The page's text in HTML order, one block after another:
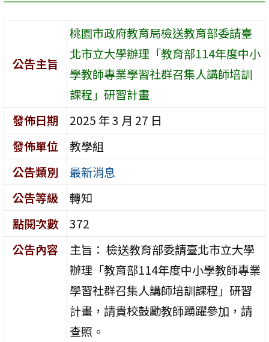
公告主旨
桃園市政府教育局檢送教育部委請臺
北市立大學辦理「教育部114年度中小
學教師專業學習社群召集人講師培訓
課程」研習計畫
發佈日期
2025 年 3 月 27 日
發佈單位
教學組
公告類別
最新消息
公告等級
轉知
點閱次數
372
公告內容
主旨： 檢送教育部委請臺北市立大學
辦理「教育部114年度中小學教師專業
學習社群召集人講師培訓課程」研習
計畫，請貴校鼓勵教師踴躍參加，請
查照。